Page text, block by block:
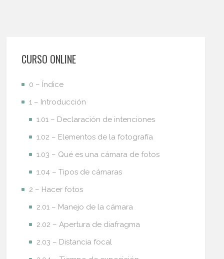
CURSO ONLINE
0 – Índice
1 – Introducción
1.01 – Declaración de intenciones
1.02 – Elementos de la fotografía
1.03 – Qué es una cámara de fotos
1.04 – Tipos de cámaras
2 – Hacer fotos
2.01 – Manejo de la cámara
2.02 – Apertura de diafragma
2.03 – Distancia focal